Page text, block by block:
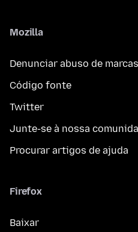
Mozilla
Denunciar abuso de
Código fonte
Twitter
Junte-se à nossa
Procurar artigos de ajuda
Firefox
Baixar